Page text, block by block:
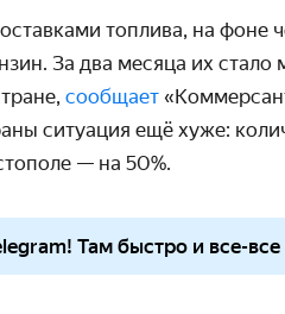
топлива, на фоне
За два месяца их стало
сообщает
ситуация ещё хуже:
— на 50%.
Там быстро и все-все